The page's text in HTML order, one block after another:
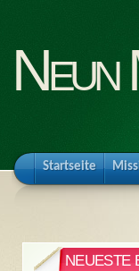
Neun
Startseite
NEUESTE